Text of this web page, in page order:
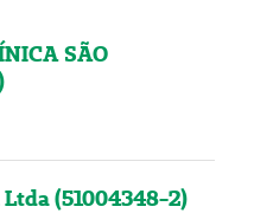
SÃO
(51004348-2)